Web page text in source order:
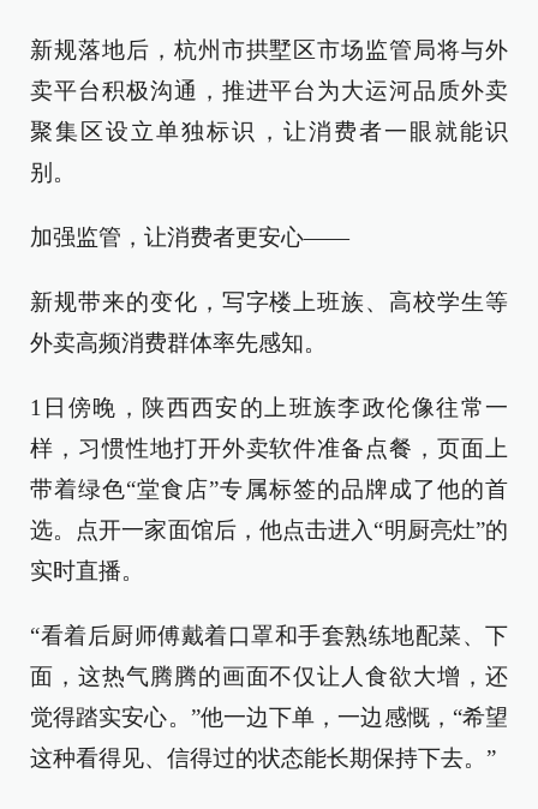
新规落地后，杭州市拱墅区市场监管局将与外
卖平台积极沟通，推进平台为大运河品质外卖
聚集区设立单独标识，让消费者一眼就能识
别。
加强监管，让消费者更安心——
新规带来的变化，写字楼上班族、高校学生等
外卖高频消费群体率先感知。
1日傍晚，陕西西安的上班族李政伦像往常一
样，习惯性地打开外卖软件准备点餐，页面上
带着绿色“堂食店”专属标签的品牌成了他的首
选。点开一家面馆后，他点击进入“明厨亮灶”的
实时直播。
“看着后厨师傅戴着口罩和手套熟练地配菜、下
面，这热气腾腾的画面不仅让人食欲大增，还
觉得踏实安心。”他一边下单，一边感慨，“希望
这种看得见、信得过的状态能长期保持下去。”